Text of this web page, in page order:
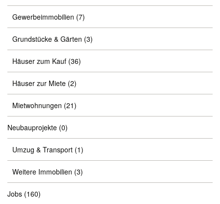
Gewerbeimmobilien (7)
Grundstücke & Gärten (3)
Häuser zum Kauf (36)
Häuser zur Miete (2)
Mietwohnungen (21)
Neubauprojekte (0)
Umzug & Transport (1)
Weitere Immobilien (3)
Jobs (160)